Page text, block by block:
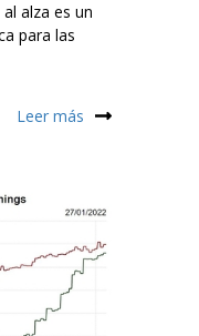
alza es un
para las
Leer más